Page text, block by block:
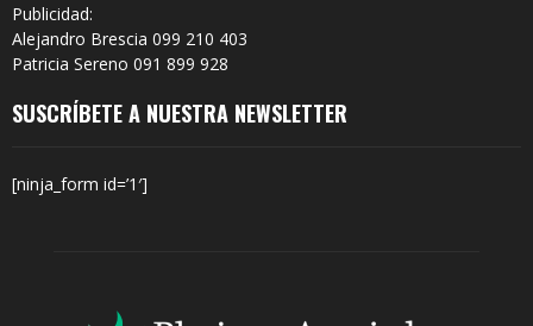
Publicidad:
Alejandro Brescia 099 210 403
Patricia Sereno 091 899 928
SUSCRÍBETE A NUESTRA NEWSLETTER
[ninja_form id=’1′]